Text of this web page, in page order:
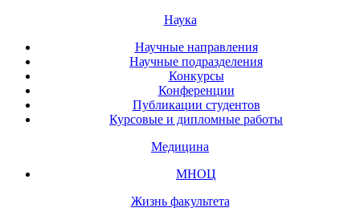
Наука
Научные направления
Научные подразделения
Конкурсы
Конференции
Публикации студентов
Курсовые и дипломные работы
Медицина
МНОЦ
Жизнь факультета